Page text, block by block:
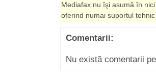
Mediafax nu îşi asumă în
oferind numai suportul
Comentarii:
Nu există comentarii